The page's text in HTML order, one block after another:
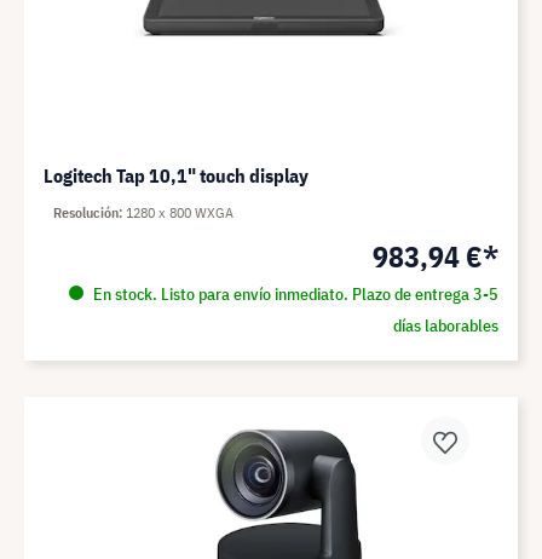
Logitech Tap 10,1" touch display
983,94 €*
En stock. Listo para envío inmediato. Plazo de entrega 3-5
días laborables
Resolución 1280 x 800 WXGA